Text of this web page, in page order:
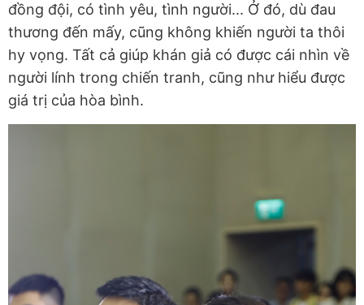
đồng đội, có tình yêu, tình người... Ở đó, dù đau
thương đến mấy, cũng không khiến người ta thôi
hy vọng. Tất cả giúp khán giả có được cái nhìn về
người lính trong chiến tranh, cũng như hiểu được
giá trị của hòa bình.